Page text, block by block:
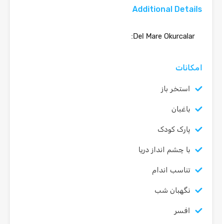
Additional Details
Del Mare Okurcalar:
امکانات
استخر باز
باغبان
پارک کودک
با چشم انداز دریا
تناسب اندام
نگهبان شب
افسر